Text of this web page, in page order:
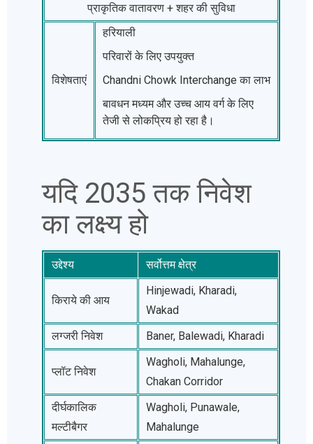
प्राकृतिक वातावरण + शहर की सुविधा
विशेषताएं
हरियाली
परिवारों के लिए उपयुक्त
Chandni Chowk Interchange का लाभ
बावधन मध्यम और उच्च आय वर्ग के लिए
तेजी से लोकप्रिय हो रहा है।
यदि 2035 तक निवेश
का लक्ष्य हो
उद्देश्य सर्वोत्तम क्षेत्र
किराये की आय
Hinjewadi, Kharadi,
Wakad
लग्जरी निवेश
Baner, Balewadi, Kharadi
प्लॉट निवेश
Wagholi, Mahalunge,
Chakan Corridor
दीर्घकालिक
मल्टीबैगर
Wagholi, Punawale,
Mahalunge